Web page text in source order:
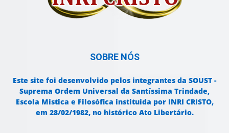
SOBRE NÓS
Este site foi desenvolvido pelos integrantes da SOUST -
Suprema Ordem Universal da Santíssima Trindade,
Escola Mística e Filosófica instituída por INRI CRISTO,
em 28/02/1982, no histórico Ato Libertário.